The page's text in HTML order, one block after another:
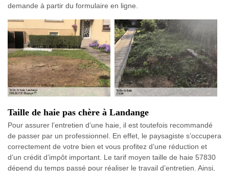
demande à partir du formulaire en ligne.
Taille de haie pas chère à Landange
Pour assurer l’entretien d’une haie, il est toutefois recommandé
de passer par un professionnel. En effet, le paysagiste s’occupera
correctement de votre bien et vous profitez d’une réduction et
d’un crédit d’impôt important. Le tarif moyen taille de haie 57830
dépend du temps passé pour réaliser le travail d’entretien. Ainsi,